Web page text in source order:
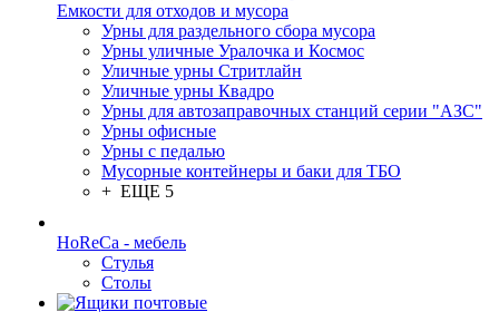
Емкости для отходов и мусора
Урны для раздельного сбора мусора
Урны уличные Уралочка и Космос
Уличные урны Стритлайн
Уличные урны Квадро
Урны для автозаправочных станций серии "АЗС"
Урны офисные
Урны с педалью
Мусорные контейнеры и баки для ТБО
+ ЕЩЕ 5
HoReCa - мебель
Стулья
Столы